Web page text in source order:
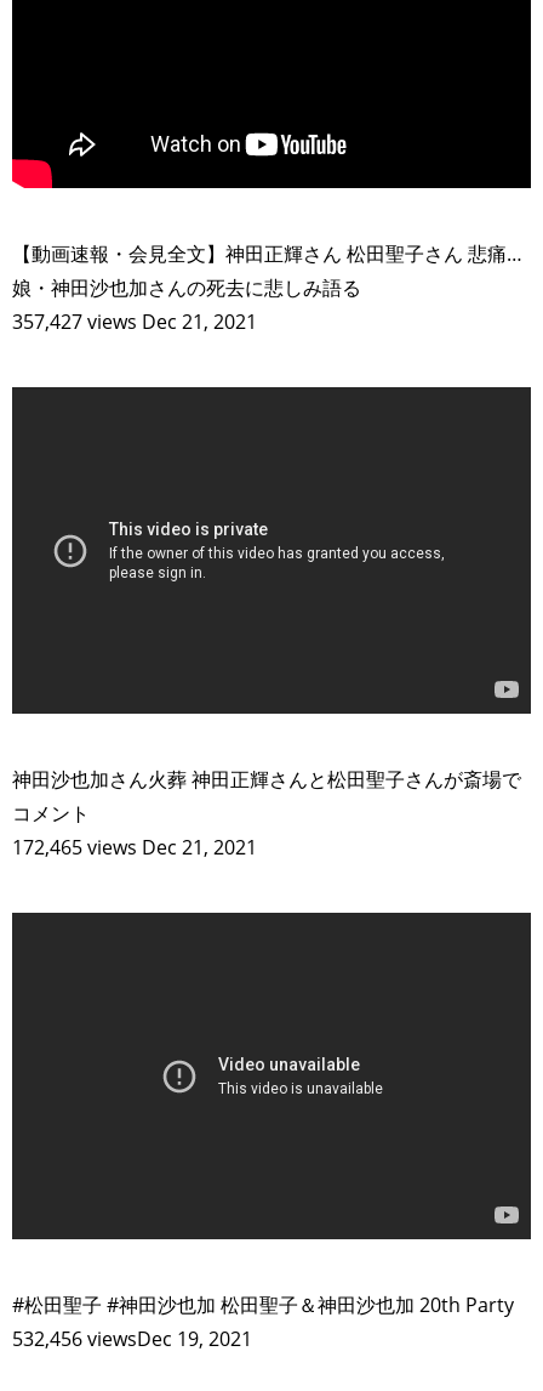
【動画速報・会見全文】神田正輝さん 松田聖子さん 悲痛…
娘・神田沙也加さんの死去に悲しみ語る
357,427 views Dec 21, 2021
神田沙也加さん火葬 神田正輝さんと松田聖子さんが斎場で
コメント
172,465 views Dec 21, 2021
#松田聖子 #神田沙也加 松田聖子＆神田沙也加 20th Party
532,456 viewsDec 19, 2021